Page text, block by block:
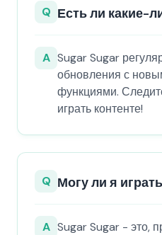
Q Есть ли какие-
A Sugar Sugar
обновления с
функциями.
играть контенте!
Q Могу ли я
A Sugar Sugar - это,